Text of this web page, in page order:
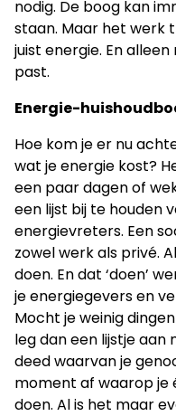
nodig. De boog kan
staan. Maar het werk
juist energie. En
past.
Energie-
Hoe kom je er nu
wat je energie kost?
een paar dagen of
een lijst bij te houden
energievreters. Een
zowel werk als privé.
doen. En dat ‘doen’
je energiegevers en
Mocht je weinig
leg dan een lijstje aan
deed waarvan je
moment af waarop je
doen. Al is het maar